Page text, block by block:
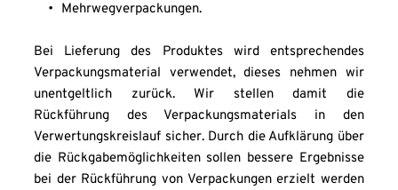
Mehrwegverpackungen.
Bei Lieferung des Produktes wird entsprechendes
Verpackungsmaterial verwendet, dieses nehmen wir
unentgeltlich zurück. Wir stellen damit die
Rückführung des Verpackungsmaterials in den
Verwertungskreislauf sicher. Durch die Aufklärung über
die Rückgabemöglichkeiten sollen bessere Ergebnisse
bei der Rückführung von Verpackungen erzielt werden